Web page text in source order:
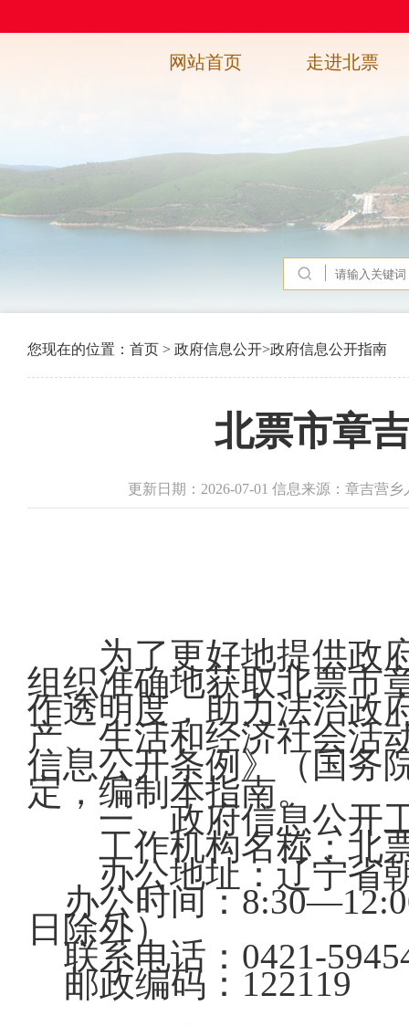
网站首页 走进北票
您现在的位置： 首页 > 政府信息公开>政府信息公开指南
北票市章
更新日期：2026-07-01 信息来源：章吉营
为了更好地提供政
组织准确地获取北票市
作透明度，助力法治政
产、生活和经济社会活
信息公开条例》（国务
定，编制本指南。
一、政府信息公开
工作机构名称：北票
办公地址：辽宁省朝
办公时间：
日除外）
联系电话：0421-
邮政编码：122119